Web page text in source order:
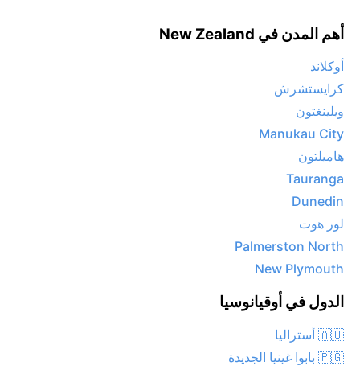
أهم المدن في New Zealand
أوكلاند
كرايستشرش
ويلينغتون
Manukau City
هاميلتون
Tauranga
Dunedin
لور هوت
Palmerston North
New Plymouth
الدول في أوقيانوسيا
🇦🇺 أستراليا
🇵🇬 بابوا غينيا الجديدة